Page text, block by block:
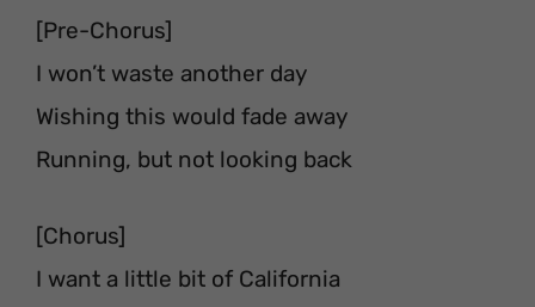
[Pre-Chorus]
I won’t waste another day
Wishing this would fade away
Running, but not looking back
[Chorus]
I want a little bit of California